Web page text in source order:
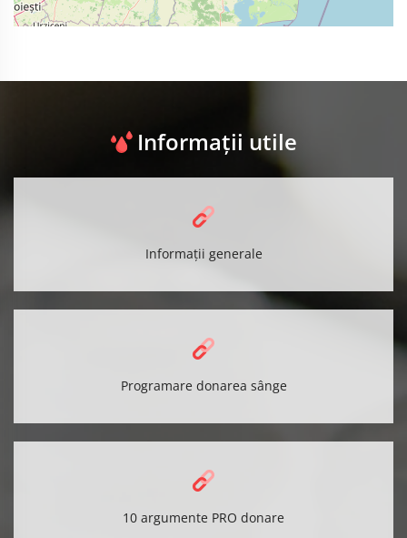
Informații utile
Informații generale
Programare donarea sânge
10 argumente PRO donare